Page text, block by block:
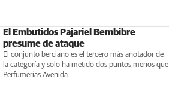
El Embutidos Pajariel Bembibre
presume de ataque
El conjunto berciano es el tercero más anotador de
la categoría y solo ha metido dos puntos menos que
Perfumerías Avenida